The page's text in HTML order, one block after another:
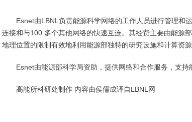
Esnet由LBNL负责能源科学网络的工作人员进行管理和
连接和与100 多个其他网络的快速互连。其经费主要由能源
地理位置的限制有效地利用能源部独特的研究设施和计算资源
Esnet由能源部科学局资助，提供网络和合作服务，支持
高能所科研处制作 内容由侯儒成译自LBNL网